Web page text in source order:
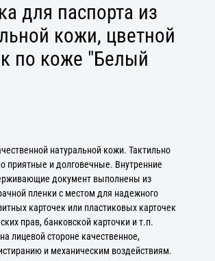
для паспорта из
кожи, цветной
по коже "Белый
натуральной кожи. Тактильно
приятные и долговечные. Внутренние
документ выполнены из
пленки с местом для надежного
карточек или пластиковых карточек
прав, банковской карточки и т.п.
лицевой стороне качественное,
и механическим воздействиям.